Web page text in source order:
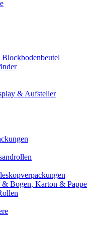
& Aufsteller
& Bogen, Karton & Pappe